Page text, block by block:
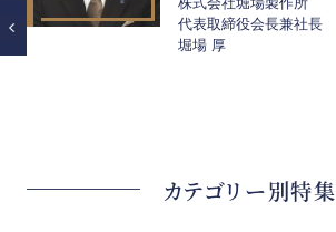
代表取締役会長兼社長
堀場 厚
カテゴリー別特集